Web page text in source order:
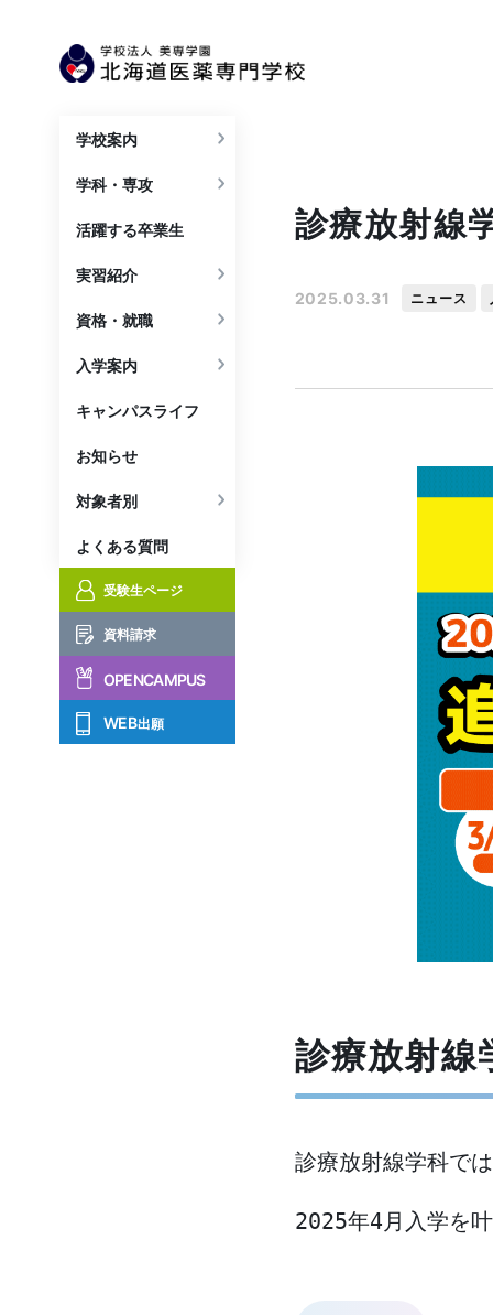
学校案内
学科・専攻
活躍する卒業生
実習紹介
資格・就職
入学案内
キャンパスライフ
お知らせ
対象者別
よくある質問
受験生ページ
資料請求
OPENCAMPUS
WEB出願
診療放射線
2025.03.31 ニュース
診療放射線
診療放射線学科で
2025年4月入学を